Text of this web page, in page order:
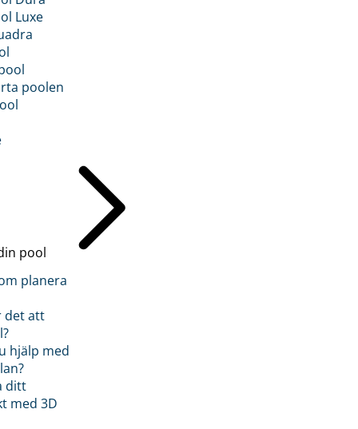
Luxe
poolen
pool
planera
det att
hjälp med
ditt
med 3D